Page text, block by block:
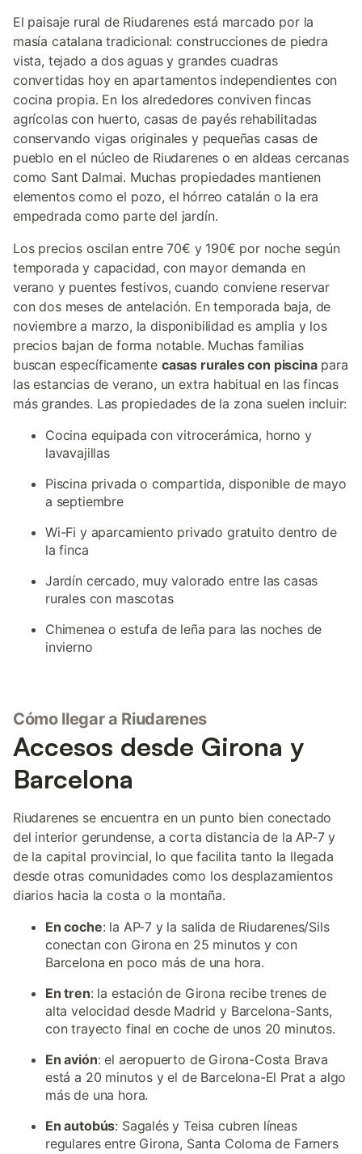
El paisaje rural de Riudarenes está marcado por la
masía catalana tradicional: construcciones de piedra
vista, tejado a dos aguas y grandes cuadras
convertidas hoy en apartamentos independientes con
cocina propia. En los alrededores conviven fincas
agrícolas con huerto, casas de payés rehabilitadas
conservando vigas originales y pequeñas casas de
pueblo en el núcleo de Riudarenes o en aldeas cercanas
como Sant Dalmai. Muchas propiedades mantienen
elementos como el pozo, el hórreo catalán o la era
empedrada como parte del jardín.
Los precios oscilan entre 70€ y 190€ por noche según
temporada y capacidad, con mayor demanda en
verano y puentes festivos, cuando conviene reservar
con dos meses de antelación. En temporada baja, de
noviembre a marzo, la disponibilidad es amplia y los
precios bajan de forma notable. Muchas familias
buscan específicamente casas rurales con piscinapara
las estancias de verano, un extra habitual en las fincas
más grandes. Las propiedades de la zona suelen incluir:
Cocina equipada con vitrocerámica, horno y
lavavajillas
Piscina privada o compartida, disponible de mayo
a septiembre
Wi-Fi y aparcamiento privado gratuito dentro de
la finca
Jardín cercado, muy valorado entre las casas
rurales con mascotas
Chimenea o estufa de leña para las noches de
invierno
Cómo llegar a Riudarenes
Accesos desde Girona y
Barcelona
Riudarenes se encuentra en un punto bien conectado
del interior gerundense, a corta distancia de la AP-7 y
de la capital provincial, lo que facilita tanto la llegada
desde otras comunidades como los desplazamientos
diarios hacia la costa o la montaña.
En coche: la AP-7 y la salida de Riudarenes/Sils
conectan con Girona en 25 minutos y con
Barcelona en poco más de una hora.
En tren: la estación de Girona recibe trenes de
alta velocidad desde Madrid y Barcelona-Sants,
con trayecto final en coche de unos 20 minutos.
En avión: el aeropuerto de Girona-Costa Brava
está a 20 minutos y el de Barcelona-El Prat a algo
más de una hora.
En autobús: Sagalés y Teisa cubren líneas
regulares entre Girona, Santa Coloma de Farners